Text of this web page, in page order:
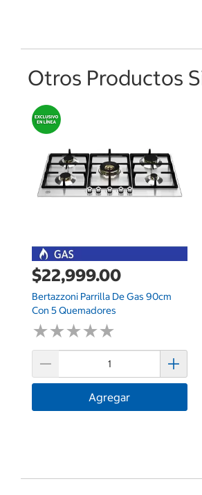
Otros Productos
$22,999.00
Bertazzoni Parrilla De Gas 90cm
Con 5 Quemadores
★★★★★
★★★★★
Agregar